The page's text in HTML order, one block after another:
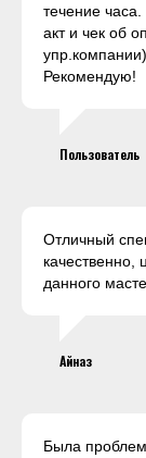
течение
акт и чек об
Рекомендую!
Пользователь
Отличный
качественно,
данного
Айназ
Была